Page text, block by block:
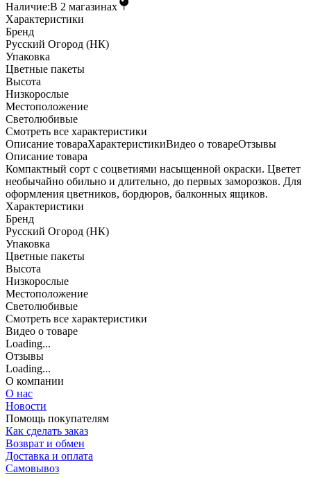
Наличие:В 2 магазинах
Характеристики
Бренд
Русский Огород (НК)
Упаковка
Цветные пакеты
Высота
Низкорослые
Местоположение
Светолюбивые
Cмотреть все характеристики
Описание товараХарактеристикиВидео о товареОтзывы
Описание товара
Компактный сорт с соцветиями насыщенной окраски. Цветет
необычайно обильно и длительно, до первых заморозков. Для
оформления цветников, бордюров, балконных ящиков.
Характеристики
Бренд
Русский Огород (НК)
Упаковка
Цветные пакеты
Высота
Низкорослые
Местоположение
Светолюбивые
Cмотреть все характеристики
Видео о товаре
Loading...
Отзывы
Loading...
О компании
О нас
Новости
Помощь покупателям
Как сделать заказ
Возврат и обмен
Доставка и оплата
Самовывоз